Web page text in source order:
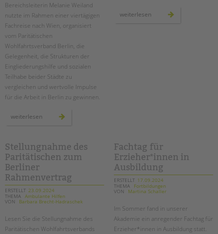
Bereichsleiterin Melanie Weiland
nutzte im Rahmen einer viertägigen
Fachreise nach Wien, organisiert
vom Paritätischen
Wohlfahrtsverband Berlin, die
Gelegenheit, die Strukturen der
Eingliederungshilfe und sozialen
Teilhabe beider Städte zu
vergleichen und wertvolle Impulse
für die Arbeit in Berlin zu gewinnen.
weiterlesen fachlicher
austausch
berlin
–
erfahrungsbericht
weiterlesen fachtag
Stellungnahme des
Paritätischen zum
Berliner
Rahmenvertrag
ERSTELLT 23.09.2024
THEMA Ambulante Hilfen
VON
Barbara Brecht-Hadraschek
Lesen Sie die Stellungnahme des
Paritätischen Wohlfahrtsverbands
Fachtag für
Erzieher*innen in
Ausbildung
ERSTELLT 17.09.2024
THEMA
Fortbildungen
VON
Martina Schaller
Im Sommer fand in unserer
Akademie ein anregender Fachtag für
Erzieher*innen in Ausbildung statt.